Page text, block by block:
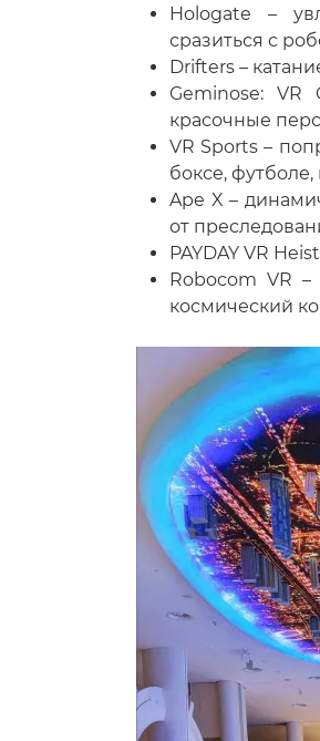
Hologate –
сразиться с
Drifters –
Geminose:
красочные
VR Sports –
боксе, футболе,
Ape X –
от
PAYDAY VR
Robocom VR
космический